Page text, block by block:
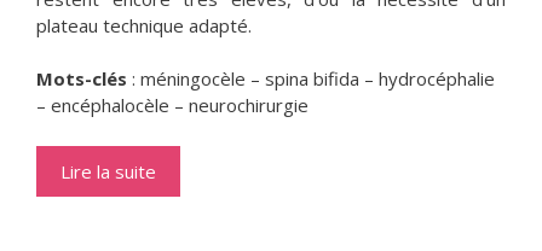
plateau technique adapté.
Mots-clés : méningocèle – spina bifida – hydrocéphalie
– encéphalocèle – neurochirurgie
Lire la suite